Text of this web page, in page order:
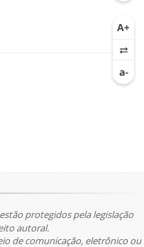
protegidos pela legislação
autoral.
de comunicação, eletrônico ou